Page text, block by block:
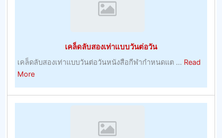
ไป
พร้อม
เคล็ดลับสองเท่าแบบวันต่อวัน
เคล็ดลับสองเท่าแบบวันต่อวันหนังสือกีฬากำหนดแต ... Read
Moreabout
เคล็ด
ลับ